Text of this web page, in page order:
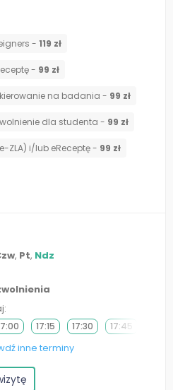
- 119 zł
- 99 zł
na badania - 99 zł
dla studenta - 99 zł
ZLA) i/lub eReceptę - 99 zł
, Pt, Ndz
17:15 17:30 17:45
inne terminy